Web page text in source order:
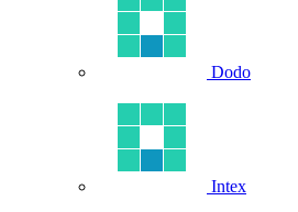
Dodo
Intex